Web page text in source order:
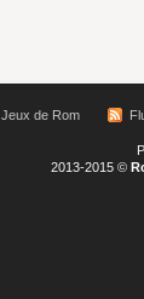
Jeux de Rom
2013-2015 ©